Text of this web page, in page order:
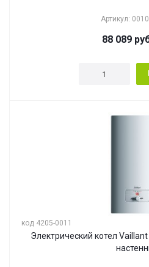
Артикул:
88 089
код 4205-0011
Электрический котел